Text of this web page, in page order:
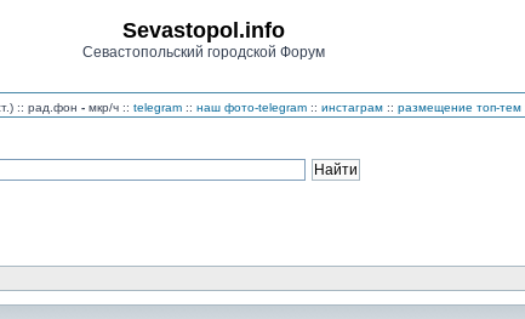
Sevastopol.info
Севастопольский городской Форум
:: рад.фон - мкр/ч :: telegram :: наш фото-telegram :: инстаграм :: размещение топ-тем